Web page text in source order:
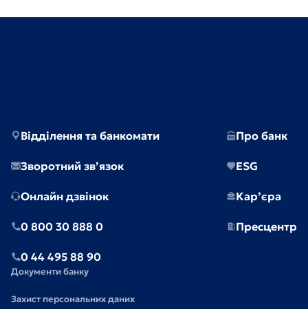
Відділення та банкомати
Зворотний зв’язок
Онлайн дзвінок
0 800 30 888 0
0 44 495 88 90
Про банк
ESG
Кар’єра
Пресцентр
Документи банку
Захист персональних даних